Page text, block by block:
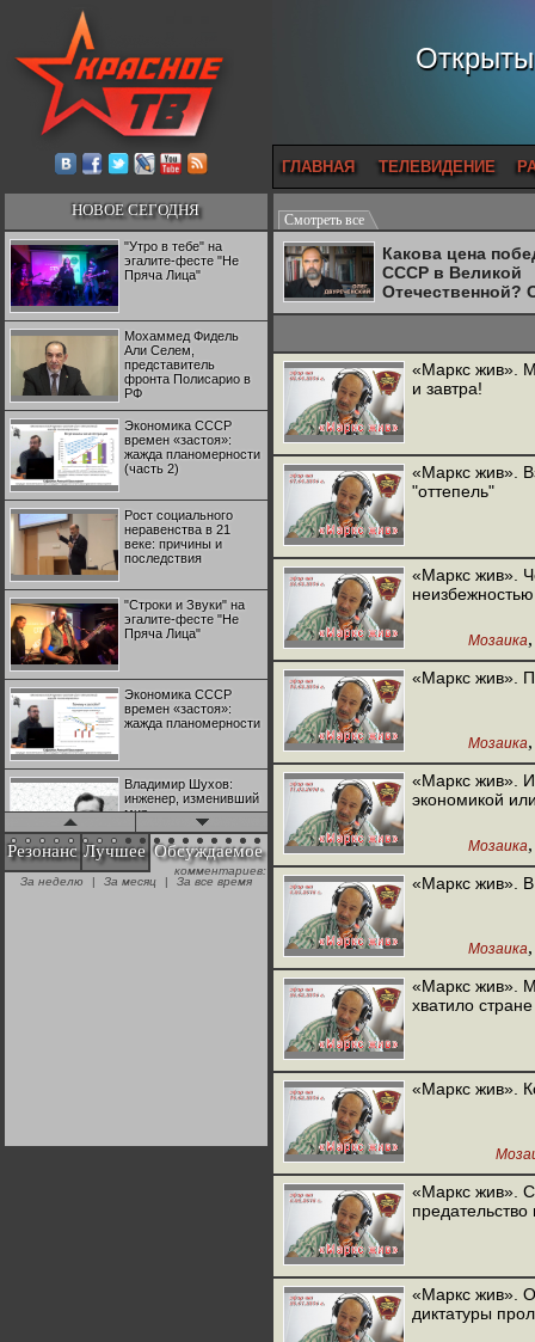
ГЛАВНАЯ ТЕЛЕВИДЕНИЕ
НОВОЕ СЕГОДНЯ
"Утро в тебе" на
эгалите-фесте "Не
Пряча Лица"
Мохаммед Фидель
Али Селем,
представитель
фронта Полисарио в
РФ
Экономика СССР
времен «застоя»:
жажда планомерности
(часть 2)
Рост социального
неравенства в 21
веке: причины и
последствия
"Строки и Звуки" на
эгалите-фесте "Не
Пряча Лица"
Экономика СССР
времен «застоя»:
жажда планомерности
Владимир Шухов:
инженер, изменивший
мир
"Аркадий Коц" на
эгалите-фесте "Не
Резонанс Лучшее Обсуждаемое
комментариев:
За неделю
| За месяц | За все время
Смотреть все
Какова цена
СССР в Великой
Отечественной?
Двуреченский о
«Маркс жив».
и завтра!
«Маркс жив».
"оттепель"
«Маркс жив».
Мозаика
«Маркс жив».
Мозаика
«Маркс жив».
экономикой
Мозаика
«Маркс жив».
Мозаика
«Маркс жив».
хватило стране
«Маркс жив».
«Маркс жив».
«Маркс жив».
диктатуры